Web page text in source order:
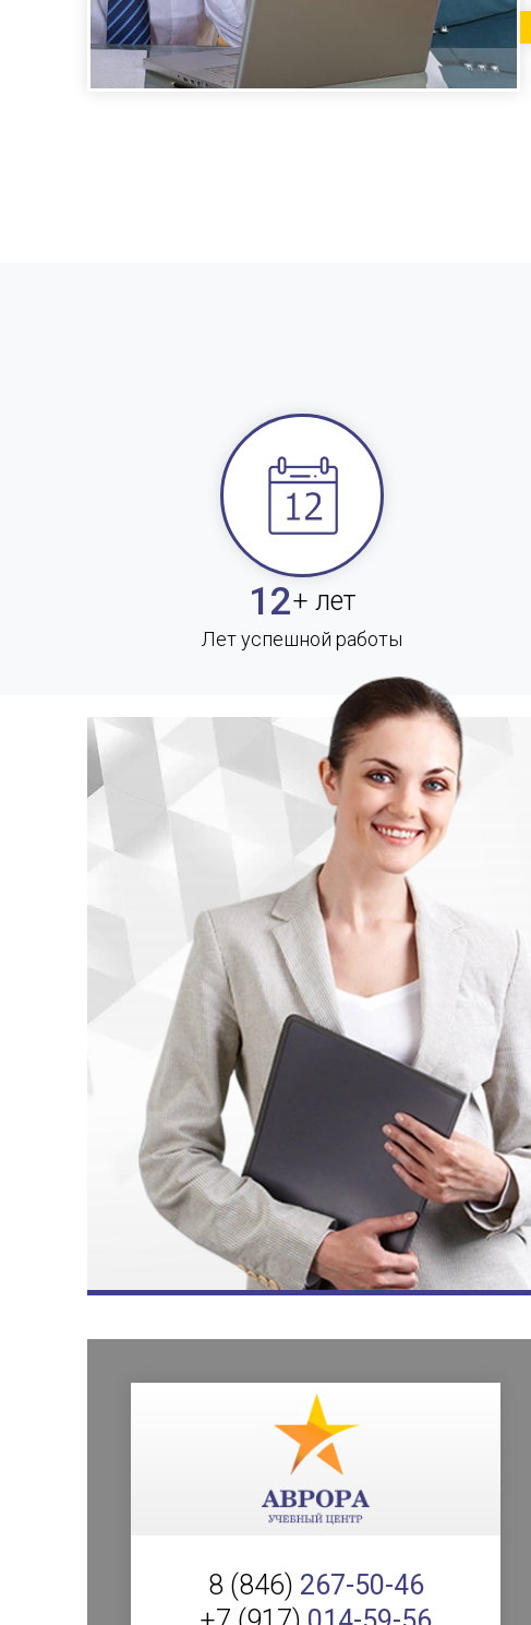
12+ лет
Лет успешной работы
8 (846) 267-50-46